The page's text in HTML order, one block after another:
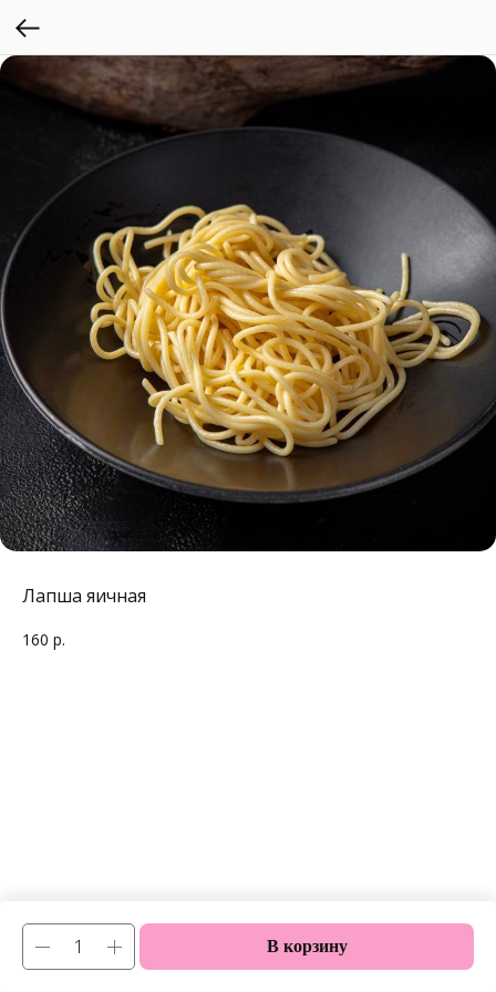
Лапша яичная
160 р.
В корзину